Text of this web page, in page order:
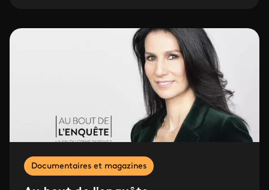
Documentaires et magazines